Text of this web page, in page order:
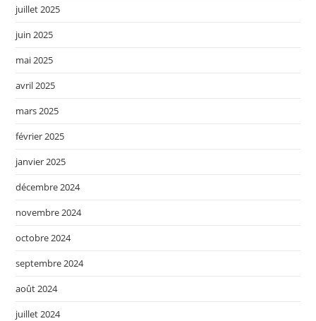
juillet 2025
juin 2025
mai 2025
avril 2025
mars 2025
février 2025
janvier 2025
décembre 2024
novembre 2024
octobre 2024
septembre 2024
août 2024
juillet 2024